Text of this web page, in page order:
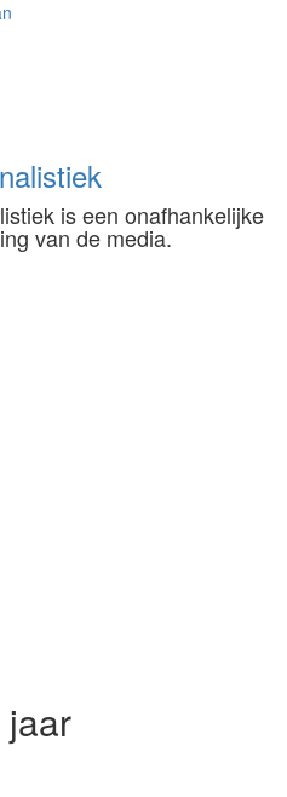
is een onafhankelijke
van de media.
jaar